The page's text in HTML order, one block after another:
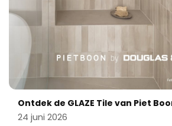
Ontdek de GLAZE Tile van Piet
24 juni 2026